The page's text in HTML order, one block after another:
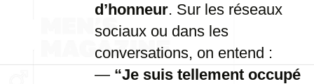
d’honneur. Sur les réseaux
sociaux ou dans les
conversations, on entend :
— “Je suis tellement occupé